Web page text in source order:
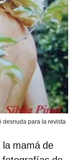
desnuda para la revista
la mamá de